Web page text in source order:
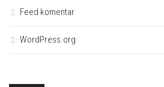
Feed komentar
WordPress.org